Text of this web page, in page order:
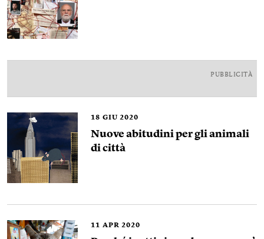
PUBBLICITÀ
18 GIU 2020
Nuove abitudini per gli animali
di città
11 APR 2020